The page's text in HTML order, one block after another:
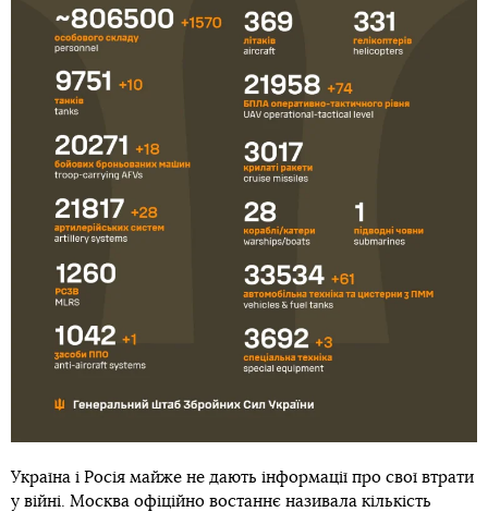
Україна і Росія майже не дають інформації про свої втрати
у війні. Москва офіційно востаннє називала кількість